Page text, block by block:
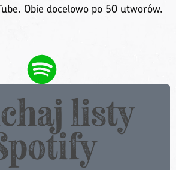
Obie docelowo po 50 utworów.
listy